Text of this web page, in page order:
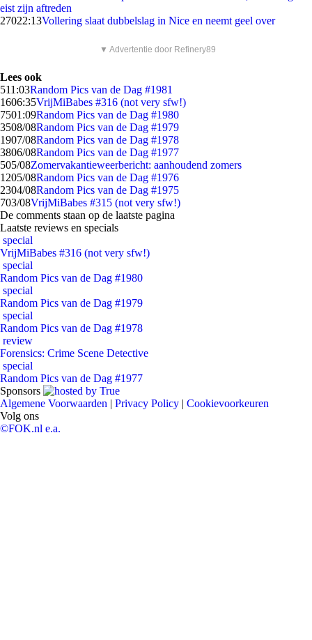
eist zijn aftreden
27022:13Vollering slaat dubbelslag in Nice en neemt geel over
▼ Advertentie door Refinery89
Lees ook
511:03Random Pics van de Dag #1981
1606:35VrijMiBabes #316 (not very sfw!)
7501:09Random Pics van de Dag #1980
3508/08Random Pics van de Dag #1979
1907/08Random Pics van de Dag #1978
3806/08Random Pics van de Dag #1977
505/08Zomervakantieweerbericht: aanhoudend zomers
1205/08Random Pics van de Dag #1976
2304/08Random Pics van de Dag #1975
703/08VrijMiBabes #315 (not very sfw!)
De comments staan op de laatste pagina
Laatste reviews en specials
special
VrijMiBabes #316 (not very sfw!)
special
Random Pics van de Dag #1980
special
Random Pics van de Dag #1979
special
Random Pics van de Dag #1978
review
Forensics: Crime Scene Detective
special
Random Pics van de Dag #1977
Sponsors
Algemene Voorwaarden | Privacy Policy | Cookievoorkeuren
Volg ons
©FOK.nl e.a.